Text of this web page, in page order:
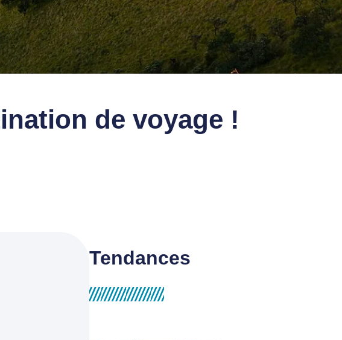
de voyage !
Tendances